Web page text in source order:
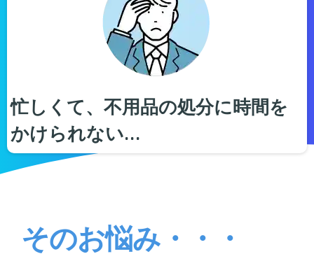
忙しくて、不用品の処分に時間を
かけられない…
そのお悩み・・・